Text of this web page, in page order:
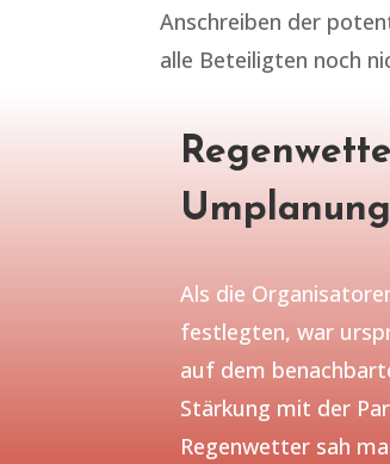
Anschreiben der
alle Beteiligten noch
Als die
festlegten, war
auf dem
Stärkung mit der
Regenwetter sah